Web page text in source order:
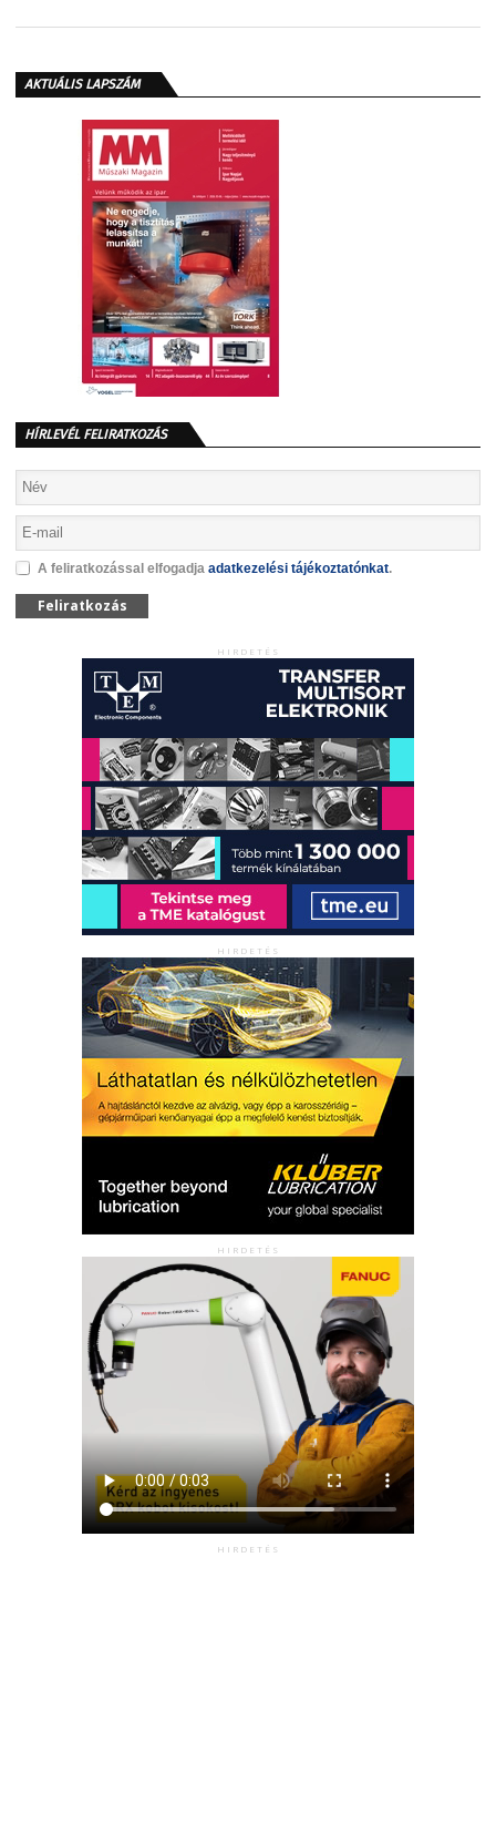
AKTUÁLIS LAPSZÁM
HÍRLEVÉL FELIRATKOZÁS
A feliratkozással elfogadja adatkezelési tájékoztatónkat.
Feliratkozás
HIRDETÉS
HIRDETÉS
HIRDETÉS
HIRDETÉS